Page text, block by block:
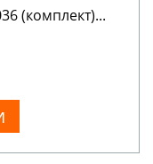
(комплект)...